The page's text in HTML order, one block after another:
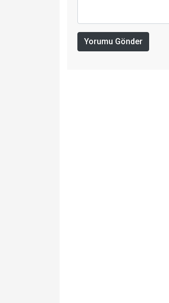
Yorumu Gönder